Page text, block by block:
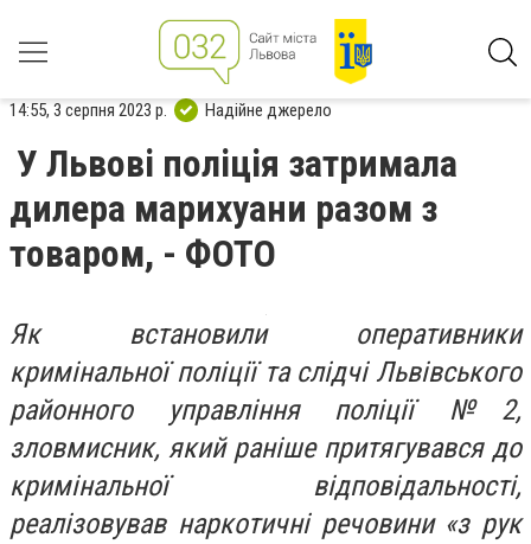
14:55, 3 серпня 2023 р. Надійне джерело
У Львові поліція затримала
дилера марихуани разом з
товаром, - ФОТО
Як встановили оперативники
кримінальної поліції та слідчі Львівського
районного управління поліції №2,
зловмисник, який раніше притягувався до
кримінальної відповідальності,
реалізовував наркотичні речовини «з рук